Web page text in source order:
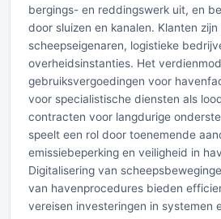
bergings- en reddingswerk uit, en
door sluizen en kanalen. Klanten zijn
scheepseigenaren, logistieke
overheidsinstanties. Het
gebruiksvergoedingen voor
voor specialistische diensten als
contracten voor langdurige
speelt een rol door toenemende
emissiebeperking en veiligheid in
Digitalisering van
van havenprocedures bieden
vereisen investeringen in systemen